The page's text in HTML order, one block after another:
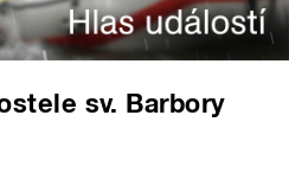
sv. Barbory